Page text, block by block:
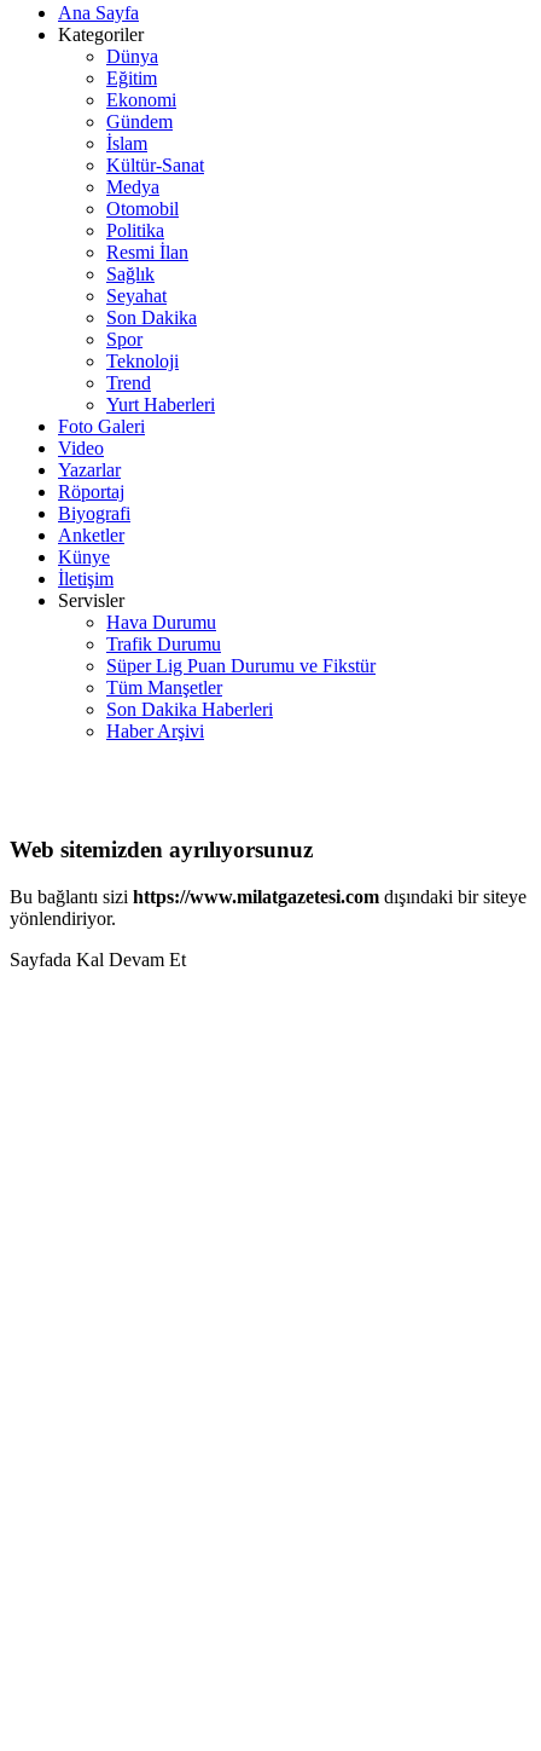
Ana Sayfa
Kategoriler
Dünya
Eğitim
Ekonomi
Gündem
İslam
Kültür-Sanat
Medya
Otomobil
Politika
Resmi İlan
Sağlık
Seyahat
Son Dakika
Spor
Teknoloji
Trend
Yurt Haberleri
Foto Galeri
Video
Yazarlar
Röportaj
Biyografi
Anketler
Künye
İletişim
Servisler
Hava Durumu
Trafik Durumu
Süper Lig Puan Durumu ve Fikstür
Tüm Manşetler
Son Dakika Haberleri
Haber Arşivi
Web sitemizden ayrılıyorsunuz
Bu bağlantı sizi https://www.milatgazetesi.com dışındaki bir siteye
yönlendiriyor.
Sayfada Kal Devam Et